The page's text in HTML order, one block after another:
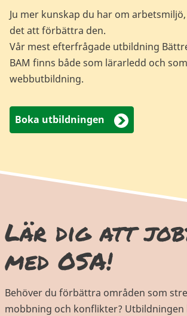
Ju mer kunskap du har om
det att förbättra den.
Vår mest efterfrågade utbildning
BAM finns både som lärarledd och som
webbutbildning.
Boka utbildningen
Lär dig att
med OSA!
Behöver du förbättra områden som
mobbning och konflikter?